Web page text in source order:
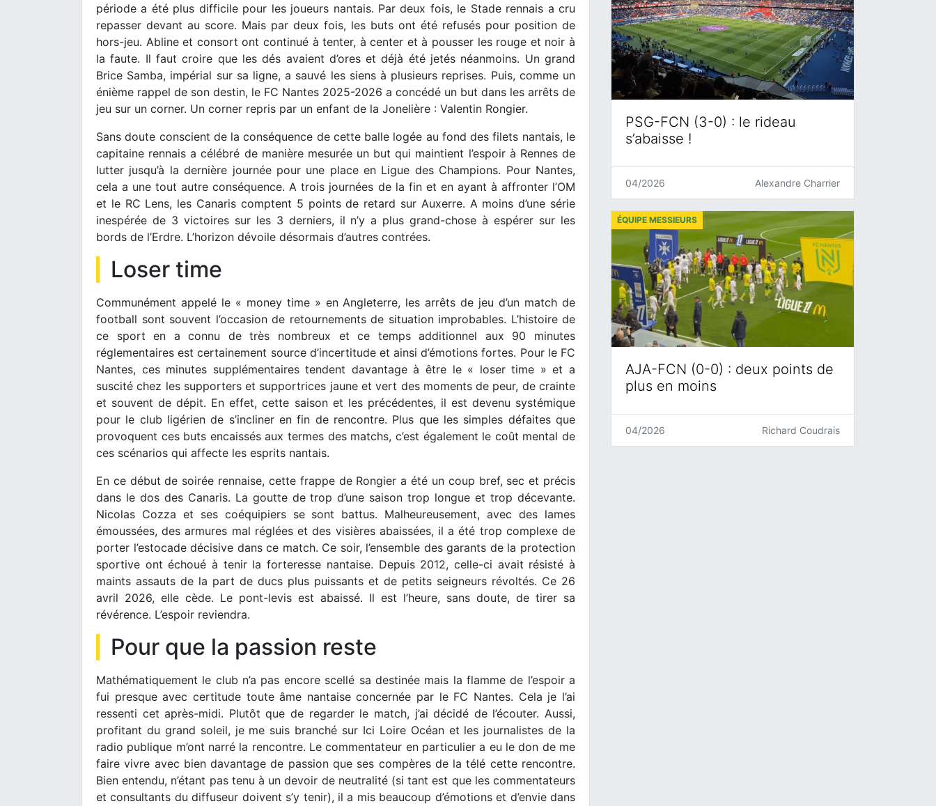
période a été plus difficile pour les joueurs nantais. Par deux fois, le Stade rennais a cru
repasser devant au score. Mais par deux fois, les buts ont été refusés pour position de
hors-jeu. Abline et consort ont continué à tenter, à center et à pousser les rouge et noir à
la faute. Il faut croire que les dés avaient d’ores et déjà été jetés néanmoins. Un grand
Brice Samba, impérial sur sa ligne, a sauvé les siens à plusieurs reprises. Puis, comme un
énième rappel de son destin, le FC Nantes 2025-2026 a concédé un but dans les arrêts de
jeu sur un corner. Un corner repris par un enfant de la Jonelière : Valentin Rongier.
Sans doute conscient de la conséquence de cette balle logée au fond des filets nantais, le
capitaine rennais a célébré de manière mesurée un but qui maintient l’espoir à Rennes de
lutter jusqu’à la dernière journée pour une place en Ligue des Champions. Pour Nantes,
cela a une tout autre conséquence. A trois journées de la fin et en ayant à affronter l’OM
et le RC Lens, les Canaris comptent 5 points de retard sur Auxerre. A moins d’une série
inespérée de 3 victoires sur les 3 derniers, il n’y a plus grand-chose à espérer sur les
bords de l’Erdre. L’horizon dévoile désormais d’autres contrées.
Loser time
Communément appelé le « money time » en Angleterre, les arrêts de jeu d’un match de
football sont souvent l’occasion de retournements de situation improbables. L’histoire de
ce sport en a connu de très nombreux et ce temps additionnel aux 90 minutes
réglementaires est certainement source d’incertitude et ainsi d’émotions fortes. Pour le FC
Nantes, ces minutes supplémentaires tendent davantage à être le « loser time » et a
suscité chez les supporters et supportrices jaune et vert des moments de peur, de crainte
et souvent de dépit. En effet, cette saison et les précédentes, il est devenu systémique
pour le club ligérien de s’incliner en fin de rencontre. Plus que les simples défaites que
provoquent ces buts encaissés aux termes des matchs, c’est également le coût mental de
ces scénarios qui affecte les esprits nantais.
En ce début de soirée rennaise, cette frappe de Rongier a été un coup bref, sec et précis
dans le dos des Canaris. La goutte de trop d’une saison trop longue et trop décevante.
Nicolas Cozza et ses coéquipiers se sont battus. Malheureusement, avec des lames
émoussées, des armures mal réglées et des visières abaissées, il a été trop complexe de
porter l’estocade décisive dans ce match. Ce soir, l’ensemble des garants de la protection
sportive ont échoué à tenir la forteresse nantaise. Depuis 2012, celle-ci avait résisté à
maints assauts de la part de ducs plus puissants et de petits seigneurs révoltés. Ce 26
avril 2026, elle cède. Le pont-levis est abaissé. Il est l’heure, sans doute, de tirer sa
révérence. L’espoir reviendra.
Pour que la passion reste
Mathématiquement le club n’a pas encore scellé sa destinée mais la flamme de l’espoir a
fui presque avec certitude toute âme nantaise concernée par le FC Nantes. Cela je l’ai
ressenti cet après-midi. Plutôt que de regarder le match, j’ai décidé de l’écouter. Aussi,
profitant du grand soleil, je me suis branché sur Ici Loire Océan et les journalistes de la
radio publique m’ont narré la rencontre. Le commentateur en particulier a eu le don de me
faire vivre avec bien davantage de passion que ses compères de la télé cette rencontre.
Bien entendu, n’étant pas tenu à un devoir de neutralité (si tant est que les commentateurs
et consultants du diffuseur doivent s’y tenir), il a mis beaucoup d’émotions et d’envie dans
PSG-FCN (3-0) : le rideau
s’abaisse !
04/2026 Alexandre Charrier
AJA-FCN (0-0) : deux points de
plus en moins
ÉQUIPE MESSIEURS
04/2026 Richard Coudrais